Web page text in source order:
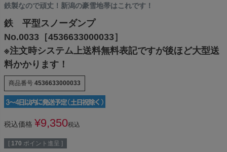
鉄製なので頑丈！新潟の豪雪地帯はこれです！
鉄 平型スノーダンプ
No.0033［4536633000033］
※注文時システム上送料無料表記ですが後ほど大型送
料かかります！
商品番号 4536633000033
税込価格 ¥9,350税込
[ 170 ポイント進呈 ]